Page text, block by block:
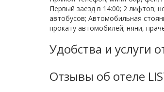
Первый заезд в 14:00; 2 лифтов;
автобусов; Автомобильная
прокату автомобилей; няни,
Удобства и услуги
Отзывы об отеле